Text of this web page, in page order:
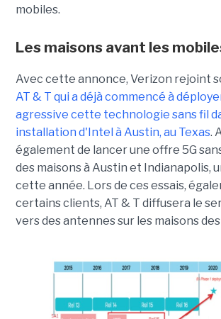
mobiles.
Les maisons avant les
Avec cette annonce, Verizon rejoint
AT & T qui a déjà commencé à
agressive cette technologie sans fil
installation d'Intel à Austin, au Texas.
également de lancer une offre 5G
des maisons à Austin et Indianapolis,
cette année. Lors de ces essais,
certains clients, AT & T diffusera le
vers des antennes sur les maisons